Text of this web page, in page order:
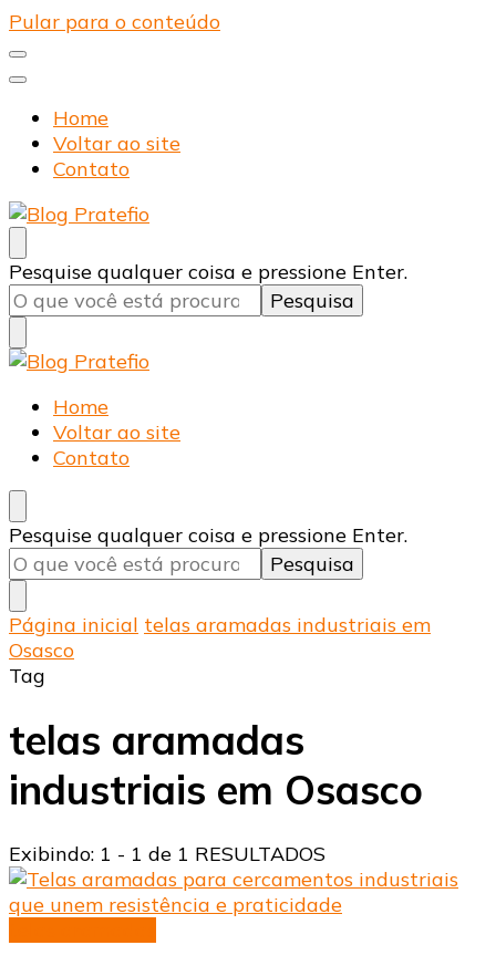
Pular para o conteúdo
Home
Voltar ao site
Contato
Blog Pratefio
Arames e Telas de Qualidade
Procurando
algo?
Pesquise qualquer coisa e pressione Enter.
Blog Pratefio
Arames e Telas de Qualidade
Home
Voltar ao site
Contato
Procurando
algo?
Pesquise qualquer coisa e pressione Enter.
Página inicial telas aramadas industriais em
Osasco
Tag
telas aramadas
industriais em Osasco
Exibindo: 1 - 1 de 1 RESULTADOS